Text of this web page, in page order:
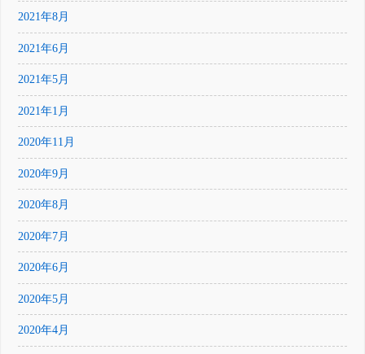
2021年8月
2021年6月
2021年5月
2021年1月
2020年11月
2020年9月
2020年8月
2020年7月
2020年6月
2020年5月
2020年4月